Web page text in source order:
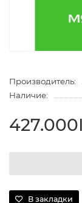
Производитель:
Наличие:
В закладки